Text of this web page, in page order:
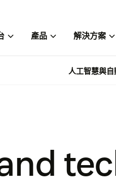
產品 解決方案
人工智慧與自